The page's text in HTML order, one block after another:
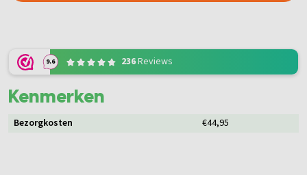
9.6 236Reviews
Kenmerken
Bezorgkosten €44,95